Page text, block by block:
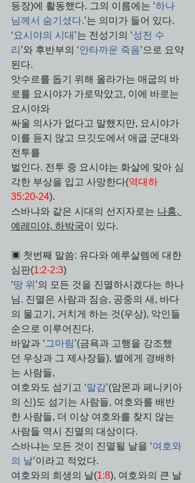
등장)에 활동했다. 그의 이름에는 ‘하나
님께서 숨기셨다.’는 의미가 들어 있다.
‘요시야의 시대 ’는 전성기의 ‘성전 수
리 ’와 후반부의 ‘안타까운 죽음’으로 요약
된다.
앗수르를 돕기 위해 올라가는 애굽의 바
로를 요시야가 가로막았고, 이에 바로는
요시야와
싸울 의사가 없다고 말했지만, 요시야가
이를 듣지 않고 므깃도에서 애굽 군대와
전투를
벌인다. 전투 중 요시야는 화살에 맞아 심
각한 부상을 입고 사망한다(역대하
35:20-24).
스바냐와 같은 시대의 선지자로는 나훔,
예레미야, 하박국이 있다.
▣ 첫번째 말씀: 유다와 예루살렘에 대한
심판(1:2-2:3)
‘땅 위 ’의 모든 것을 진멸하시겠다는 하나
님. 진멸은 사람과 짐승, 공중의 새, 바다
의 물고기, 거치게 하는 것(우상), 악인들
순으로 이루어진다.
바알과 ‘그마림’(금욕과 고행을 강조했
던 우상과 그 제사장들), 별에게 경배하
는 사람들,
여호와도 섬기고 ‘말감’(암몬과 페니키아
의 신)도 섬기는 사람들, 여호와를 배반
한 사람들, 더 이상 여호와를 찾지 않는
사람들 역시 진멸의 대상이다.
스바냐는 모든 것이 진멸될 날을 ‘여호와
의 날’이라고 적었다.
여호와의 희생의 날(1:8), 여호와의 큰 날